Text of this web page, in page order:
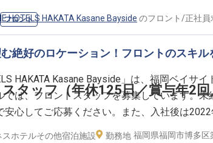
トは他にも…／
年半で年収390万可
・復帰率は100％！病気療養休暇など休暇制
ル利用割引制度、社内イベント、各種お祝い
要項をチェック▼
フロント
タッフ（年休125日／賞与年2回
HOTELS HAKATA Kasane Bayside のフロント /正社員
絶好のロケーション！フロントのスキル
HAKATA Kasane Bayside」は、福岡ベイサ
では、フロントスタッフを募集しています。
安心してご応募ください。また、入社後は
務していただく可能性もあります。新しいホテ
スホテルその他宿泊施設 勤務地 福岡県福岡市博多区